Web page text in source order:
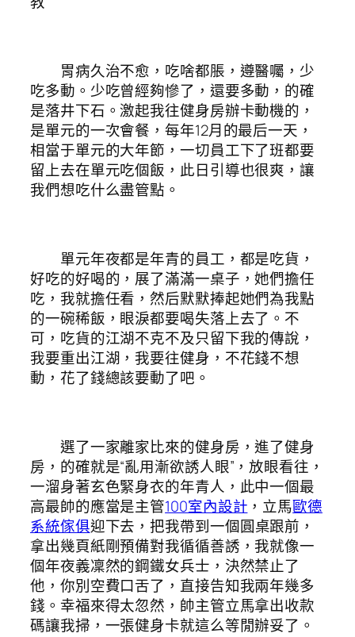
胃病久治不愈，吃啥都脹，遵醫囑，少
吃多動。少吃曾經夠慘了，還要多動，的確
是落井下石。激起我往健身房辦卡動機的，
是單元的一次會餐，每年12月的最后一天，
相當于單元的大年節，一切員工下了班都要
留上去在單元吃個飯，此日引導也很爽，讓
我們想吃什么盡管點。
單元年夜都是年青的員工，都是吃貨，
好吃的好喝的，展了滿滿一桌子，她們擔任
吃，我就擔任看，然后默默捧起她們為我點
的一碗稀飯，眼淚都要喝失落上去了。不
可，吃貨的江湖不克不及只留下我的傳說，
我要重出江湖，我要往健身，不花錢不想
動，花了錢總該要動了吧。
選了一家離家比來的健身房，進了健身
房，的確就是“亂用漸欲誘人眼”，放眼看往，
一溜身著玄色緊身衣的年青人，此中一個最
高最帥的應當是主管100室內設計 ，立馬歐德
系統傢俱迎下去，把我帶到一個圓桌跟前，
拿出幾頁紙剛預備對我循循善誘，我就像一
個年夜義凜然的鋼鐵女兵士，決然禁止了
他，你別空費口舌了，直接告知我兩年幾多
錢。幸福來得太忽然，帥主管立馬拿出收款
碼讓我掃，一張健身卡就這么等閒辦妥了。